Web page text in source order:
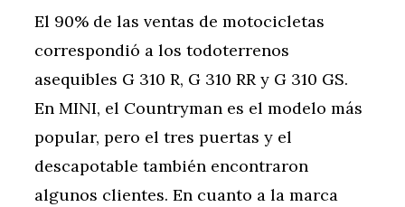
El 90% de las ventas de motocicletas
correspondió a los todoterrenos
asequibles G 310 R, G 310 RR y G 310 GS.
En MINI, el Countryman es el modelo más
popular, pero el tres puertas y el
descapotable también encontraron
algunos clientes. En cuanto a la marca